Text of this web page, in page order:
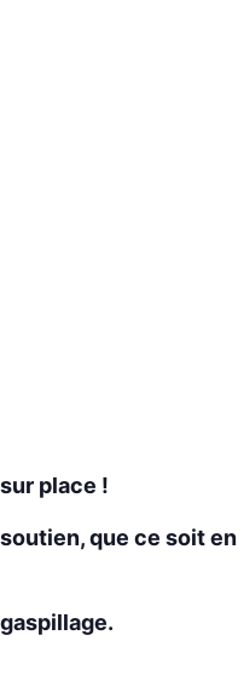
place !
que ce soit en